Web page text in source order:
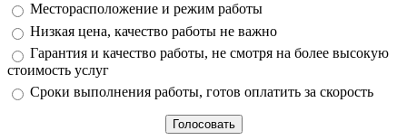
Варианты
Месторасположение и режим работы
Низкая цена, качество работы не важно
Гарантия и качество работы, не смотря на более высокую
стоимость услуг
Сроки выполнения работы, готов оплатить за скорость